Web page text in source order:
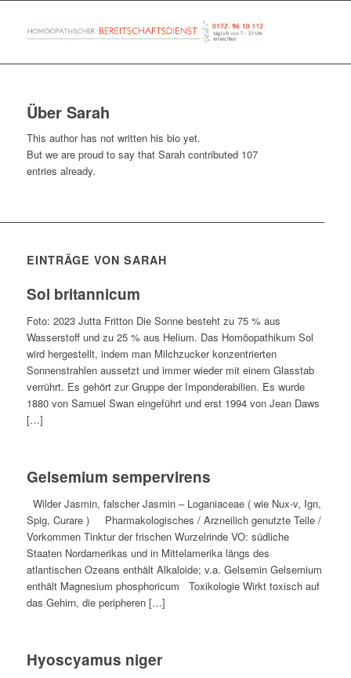
Über Sarah
This author has not written his bio yet.
But we are proud to say that Sarahcontributed 107
entries already.
EINTRÄGE VON SARAH
Sol britannicum
Foto: 2023 Jutta Fritton Die Sonne besteht zu 75 % aus
Wasserstoff und zu 25 % aus Helium. Das Homöopathikum Sol
wird hergestellt, indem man Milchzucker konzentrierten
Sonnenstrahlen aussetzt und immer wieder mit einem Glasstab
verrührt. Es gehört zur Gruppe der Imponderabilien. Es wurde
1880 von Samuel Swan eingeführt und erst 1994 von Jean Daws
[…]
Gelsemium sempervirens
Wilder Jasmin, falscher Jasmin – Loganiaceae ( wie Nux-v, Ign,
Spig, Curare ) Pharmakologisches / Arzneilich genutzte Teile /
Vorkommen Tinktur der frischen Wurzelrinde VO: südliche
Staaten Nordamerikas und in Mittelamerika längs des
atlantischen Ozeans enthält Alkaloide; v.a. Gelsemin Gelsemium
enthält Magnesium phosphoricum Toxikologie Wirkt toxisch auf
das Gehirn, die peripheren […]
Hyoscyamus niger